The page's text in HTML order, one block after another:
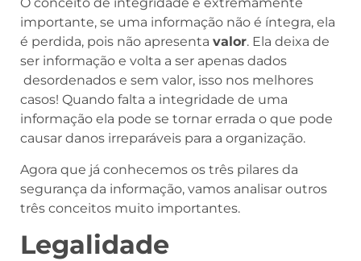
importante, se uma informação não é íntegra, ela
é perdida, pois não apresenta valor. Ela deixa de
ser informação e volta a ser apenas dados
desordenados e sem valor, isso nos melhores
casos! Quando falta a integridade de uma
informação ela pode se tornar errada o que pode
causar danos irreparáveis para a organização.
Agora que já conhecemos os três pilares da
segurança da informação, vamos analisar outros
três conceitos muito importantes.
Legalidade